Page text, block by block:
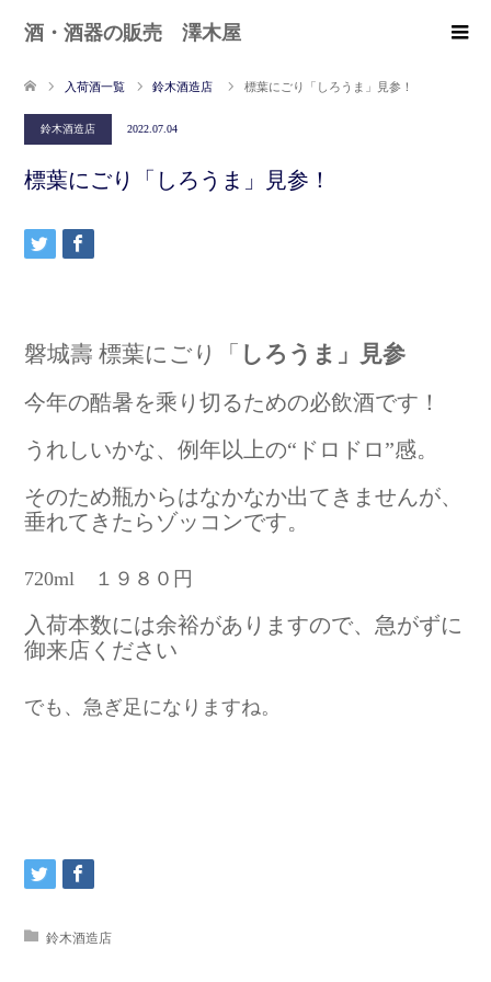
酒・酒器の販売 澤木屋
入荷酒一覧 鈴木酒造店 標葉にごり「しろうま」見参！
鈴木酒造店 2022.07.04
標葉にごり「しろうま」見参！
磐城壽 標葉にごり「 しろうま」見参
今年の酷暑を乘り切るための必飲酒です！
うれしいかな、例年以上の“ドロドロ”感。
そのため瓶からはなかなか出てきませんが、
垂れてきたらゾッコンです。
720ml １９８０円
入荷本数には余裕がありますので、急がずに
御来店ください
でも、急ぎ足になりますね。
鈴木酒造店